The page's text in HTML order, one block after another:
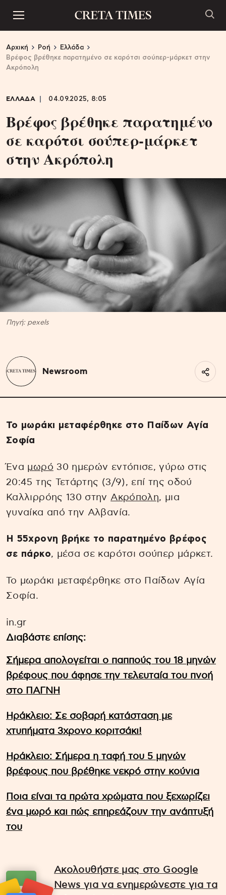
Αρχική Ροή
Ελλάδα
Βρέφος βρέθηκε παρατημένο σε καρότσι σούπερ-μάρκετ στην
Ακρόπολη
ΕΛΛΑΔΑ 04.09.2025, 8:05
Βρέφος βρέθηκε παρατημένο
σε καρότσι σούπερ-μάρκετ
στην Ακρόπολη
Πηγή: pexels
Newsroom
Το μωράκι μεταφέρθηκε στο Παίδων Αγία
Σοφία
Ένα μωρό 30 ημερών εντόπισε, γύρω στις
20:45 της Τετάρτης (3/9), επί της οδού
Καλλιρρόης 130 στην Ακρόπολη, μια
γυναίκα από την Αλβανία.
Η 55χρονη βρήκε το παρατημένο βρέφος
σε πάρκο, μέσα σε καρότσι σούπερ μάρκετ.
Το μωράκι μεταφέρθηκε στο Παίδων Αγία
Σοφία.
in.gr
Διαβάστε επίσης:
Σήμερα απολογείται ο παππούς του 18 μηνών
βρέφους που άφησε την τελευταία του πνοή
στο ΠΑΓΝΗ
Ηράκλειο: Σε σοβαρή κατάσταση με
χτυπήματα 3χρονο κοριτσάκι!
Ηράκλειο: Σήμερα η ταφή του 5 μηνών
βρέφους που βρέθηκε νεκρό στην κούνια
Ποια είναι τα πρώτα χρώματα που ξεχωρίζει
ένα μωρό και πώς επηρεάζουν την ανάπτυξή
του
Ακολουθήστε μας στο Google
News για να ενημερώνεστε για τα